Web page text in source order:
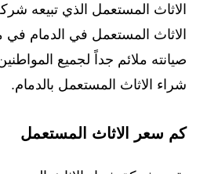
الاثاث المستعمل الذي تبيعه
الاثاث المستعمل في الدمام في
صيانته ملائم جداً لجميع
شراء الاثاث المستعمل بالدمام.
كم سعر الاثاث المستعمل